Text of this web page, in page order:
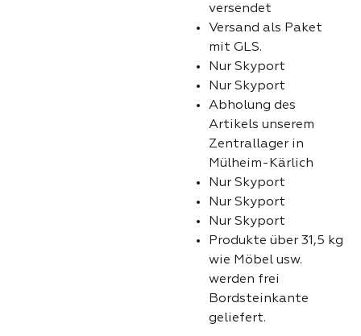
versendet
Versand als Paket
mit GLS.
Nur Skyport
Nur Skyport
Abholung des
Artikels unserem
Zentrallager in
Mülheim-Kärlich
Nur Skyport
Nur Skyport
Nur Skyport
Produkte über 31,5 kg
wie Möbel usw.
werden frei
Bordsteinkante
geliefert.